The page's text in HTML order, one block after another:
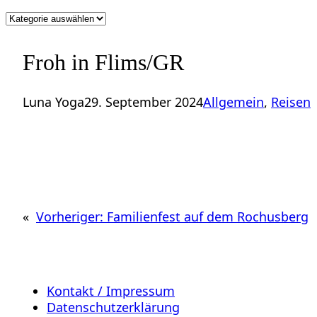
Kategorien
Froh in Flims/GR
Luna Yoga29. September 2024Allgemein, Reisen
« Vorheriger: Familienfest auf dem Rochusberg
Kontakt / Impressum
Datenschutzerklärung